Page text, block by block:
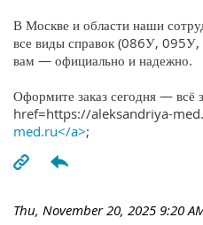
В Москве и области наши
все виды справок (086У,
вам — официально и надежно.
Оформите заказ сегодня — всё
href=https://aleksandriya-
med.ru</a>;
Thu, November 20, 2025 9:20